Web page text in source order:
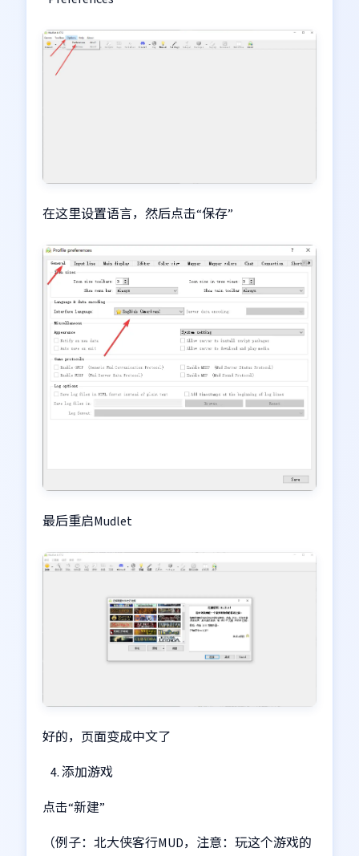
在这里设置语言，然后点击“保存”
最后重启Mudlet
好的，页面变成中文了
添加游戏
点击“新建”
（例子：北大侠客行MUD，注意：玩这个游戏的